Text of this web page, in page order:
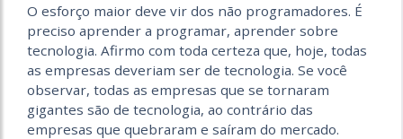
O esforço maior deve vir dos não programadores. É
preciso aprender a programar, aprender sobre
tecnologia. Afirmo com toda certeza que, hoje, todas
as empresas deveriam ser de tecnologia. Se você
observar, todas as empresas que se tornaram
gigantes são de tecnologia, ao contrário das
empresas que quebraram e saíram do mercado.